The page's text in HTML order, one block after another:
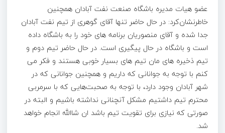
عضو هیات مدیره باشگاه صنعت نفت آبادان همچنین
خاطرنشان‌کرد: در حال حاضر تنها آقای گوهری از تیم نفت آبادان
جدا شده و آقای منصوریان برنامه های خود را به باشگاه داده
است و باشگاه در حال پیگیری است. در حال حاضر تیم دوم و
تیم ذخیره های مان تیم های بسیار خوبی هستند و فکر می
کنم با توجه به جوانانی که داریم و همچنین جوانانی که در
شهر آبادان وجود دارد، با توجه به صحبت‌هایی که با سرمربی
محترم تیم داشتیم مشکل آنچنانی نداشته باشیم و البته در
صورتی که نیازی برای تقویت تیم باشد ان شاالله انجام خواهد
شد.